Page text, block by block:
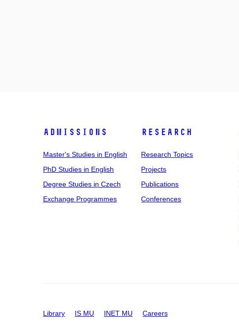
Admissions
Master's Studies in English
PhD Studies in English
Degree Studies in Czech
Exchange Programmes
Research
Research Topics
Projects
Publications
Conferences
Library IS MU INET MU Careers